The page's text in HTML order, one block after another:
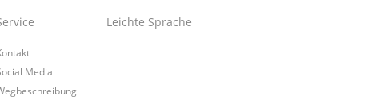
Media
Leichte Sprache